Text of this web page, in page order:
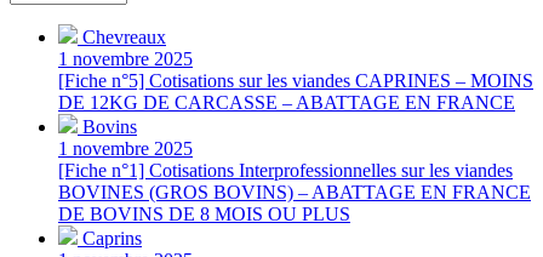
Chevreaux
1 novembre 2025
[Fiche n°5] Cotisations sur les viandes CAPRINES – MOINS
DE 12KG DE CARCASSE – ABATTAGE EN FRANCE
Bovins
1 novembre 2025
[Fiche n°1] Cotisations Interprofessionnelles sur les viandes
BOVINES (GROS BOVINS) – ABATTAGE EN FRANCE
DE BOVINS DE 8 MOIS OU PLUS
Caprins